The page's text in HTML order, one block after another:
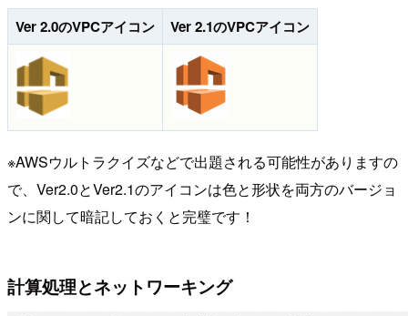
Ver 2.0のVPCアイコン Ver 2.1のVPCアイコン
※AWSウルトラクイズなどで出題される可能性がありますの
で、Ver2.0とVer2.1のアイコンは色と形状を両方のバージョ
ンに関して暗記しておくと完璧です！
計算処理とネットワーキング